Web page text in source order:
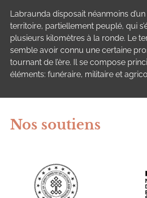
Labraunda disposait néanmoins
territoire, partiellement peuplé, qui
plusieurs kilomètres à la ronde. Le
semble avoir connu une certaine
tournant de l’ère. Il se compose
éléments: funéraire, militaire et
Nos soutiens